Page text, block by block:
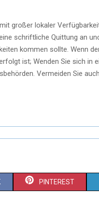
großer lokaler
schriftliche Quittung an
kommen sollte. Wenn
ist; Wenden Sie sich in
Vermeiden Sie
PINTEREST